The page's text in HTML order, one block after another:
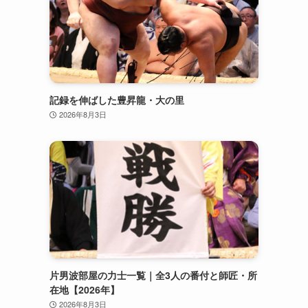
記録を伸ばした豊昇龍・大の里
2026年8月3日
片男波部屋の力士一覧｜全3人の番付と師匠・所
在地【2026年】
2026年8月3日